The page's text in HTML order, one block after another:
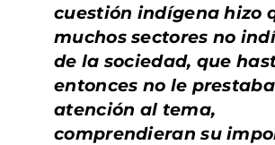
cuestión indígena hizo
muchos sectores no
de la sociedad, que
entonces no le prestaba
atención al tema,
comprendieran su